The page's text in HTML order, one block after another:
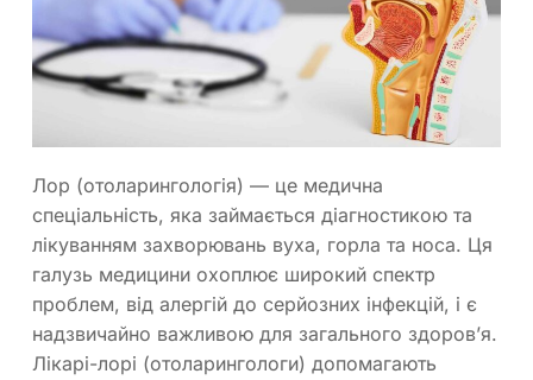
Лор (отоларингологія) — це медична
спеціальність, яка займається діагностикою та
лікуванням захворювань вуха, горла та носа. Ця
галузь медицини охоплює широкий спектр
проблем, від алергій до серйозних інфекцій, і є
надзвичайно важливою для загального здоров’я.
Лікарі-лорі (отоларингологи) допомагають